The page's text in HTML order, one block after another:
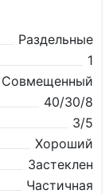
Раздельные
1
Совмещенный
40/30/8
3/5
Хороший
Застеклен
Частичная